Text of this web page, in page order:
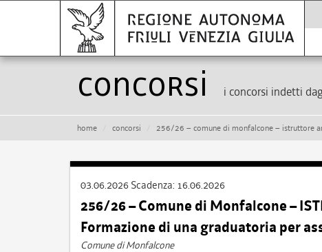
Concorsi i concorsi indetti
home concorsi 256/26 – comune di monfalcone – istruttore
03.06.2026 Scadenza: 16.06.2026
256/26 – Comune di Monfalcone –
Formazione di una graduatoria per
Comune di Monfalcone